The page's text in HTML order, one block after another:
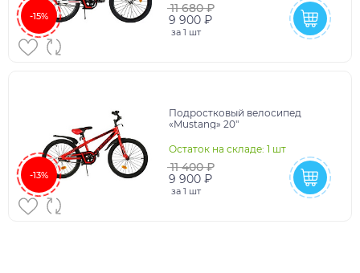
-15%
11 680 ₽
9 900 ₽
за 1 шт
-13%
Подростковый велосипед
«Mustang» 20"
Остаток на складе: 1 шт
11 400 ₽
9 900 ₽
за 1 шт